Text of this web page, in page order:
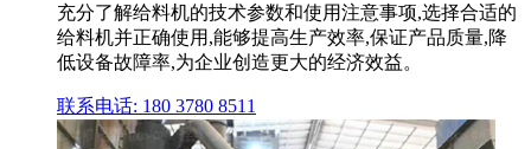
充分了解给料机的技术参数和使用注意事项,选择合适的
给料机并正确使用,能够提高生产效率,保证产品质量,降
低设备故障率,为企业创造更大的经济效益。
联系电话: 180 3780 8511